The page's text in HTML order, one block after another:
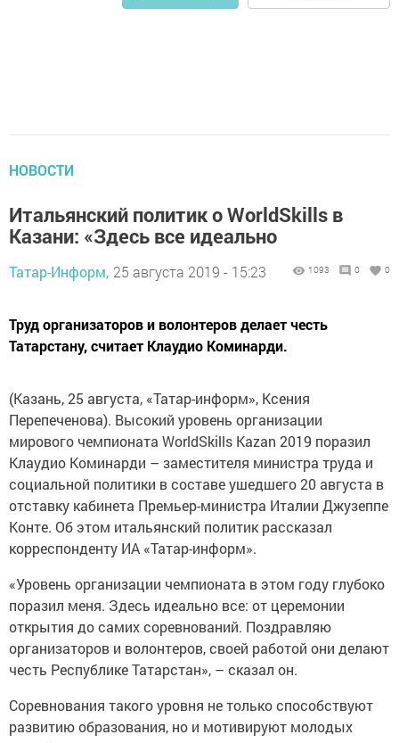
НОВОСТИ
Итальянский политик о WorldSkills в
Казани: «Здесь все идеально
Татар-Информ, 25 августа 2019 - 15:23 1093 0 0
Труд организаторов и волонтеров делает честь
Татарстану, считает Клаудио Коминарди.
(Казань, 25 августа, «Татар-информ», Ксения
Перепеченова). Высокий уровень организации
мирового чемпионата WorldSkills Kazan 2019 поразил
Клаудио Коминарди – заместителя министра труда и
социальной политики в составе ушедшего 20 августа в
отставку кабинета Премьер-министра Италии Джузеппе
Конте. Об этом итальянский политик рассказал
корреспонденту ИА «Татар-информ».
«Уровень организации чемпионата в этом году глубоко
поразил меня. Здесь идеально все: от церемонии
открытия до самих соревнований. Поздравляю
организаторов и волонтеров, своей работой они делают
честь Республике Татарстан», – сказал он.
Соревнования такого уровня не только способствуют
развитию образования, но и мотивируют молодых